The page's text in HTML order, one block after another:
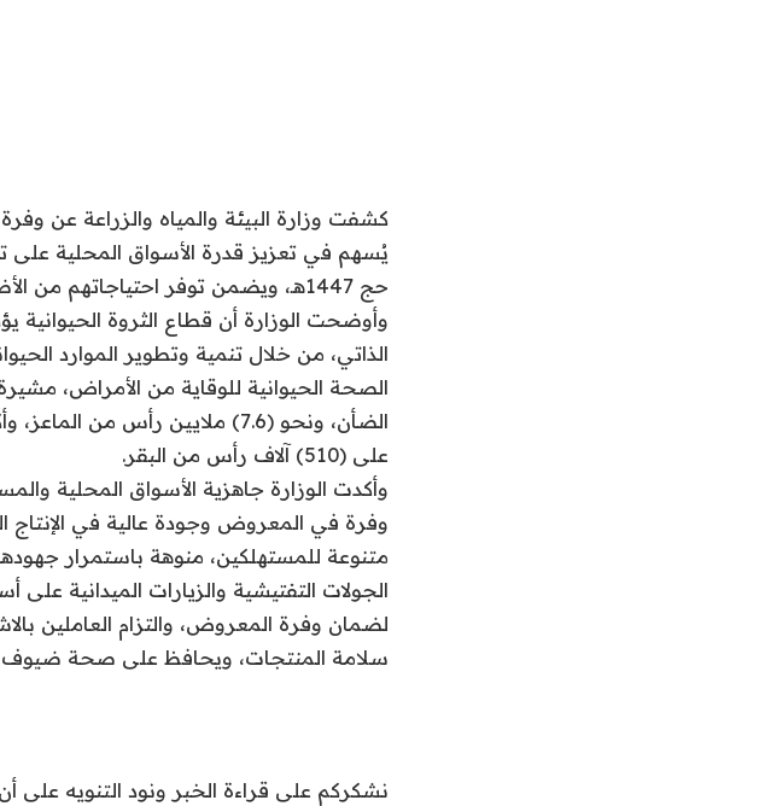
كشفت وزارة البيئة والمياه والزراعة عن
يُسهم في تعزيز قدرة الأسواق المحلية على
حج 1447هـ، ويضمن توفر احتياجاتهم من الأضاحي بجودة عالية.
وأوضحت الوزارة أن قطاع الثروة الحيوانية
الذاتي، من خلال تنمية وتطوير الموارد
على (510) آلاف رأس من البقر.
وأكدت الوزارة جاهزية الأسواق المحلية
وفرة في المعروض وجودة عالية في الإنتاج
متنوعة للمستهلكين، منوهة باستمرار
الجولات التفتيشية والزيارات الميدانية على
لضمان وفرة المعروض، والتزام العاملين
سلامة المنتجات، ويحافظ على صحة ضيوف
نشكركم على قراءة الخبر ونود التنويه على